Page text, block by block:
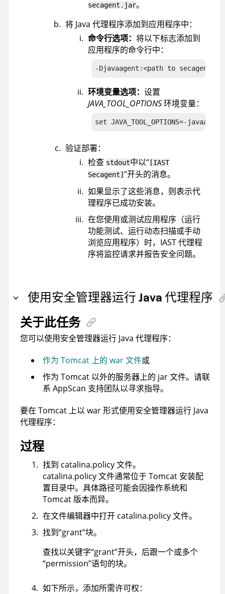
secagent.jar。
将 Java 代理程序添加到应用程序中：
命令行选项： 将以下标志添加到
应用程序的命令行中：
-Djavaagent:<path to
环境变量选项： 设置
JAVA_TOOL_OPTIONS环境变量：
set JAVA_TOOL_OPTIONS=-
验证部署：
检查 stdout中以“ [IAST
Secagent] ”开头的消息。
如果显示了这些消息，则表示代
理程序已成功安装。
在您使用或测试应用程序（运行
功能测试、运行动态扫描或手动
浏览应用程序）时，IAST 代理程
序将监控请求并报告安全问题。
使用安全管理器运行 Java 代理程序
关于此任务
您可以使用安全管理器运行 Java 代理程序：
作为 Tomcat 上的 war 文件或
作为 Tomcat 以外的服务器上的 jar 文件。请联
系 AppScan 支持团队以寻求指导。
要在 Tomcat 上以 war 形式使用安全管理器运行 Java
代理程序：
过程
找到 catalina.policy 文件。
catalina.policy 文件通常位于 Tomcat 安装配
置目录中。具体路径可能会因操作系统和
Tomcat 版本而异。
在文件编辑器中打开 catalina.policy 文件。
找到“grant”块。
查找以关键字“grant”开头，后跟一个或多个
“permission”语句的块。
如下所示，添加所需许可权：